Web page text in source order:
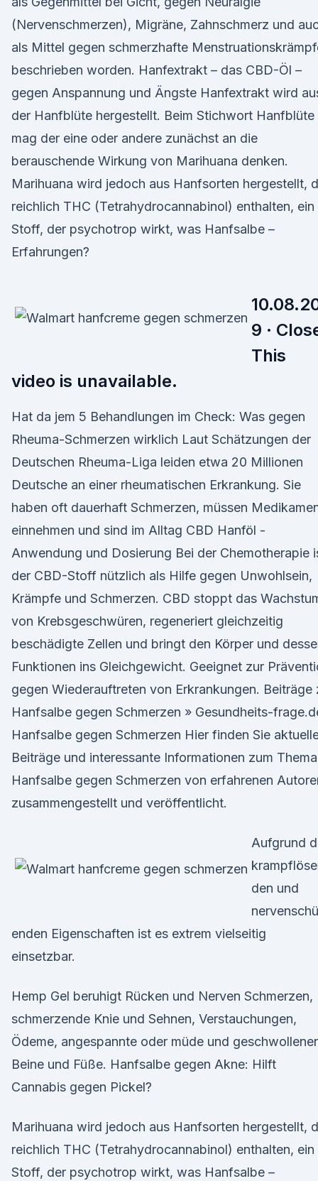
(Nervenschmerzen), Migräne, Zahnschmerz und
als Mittel gegen schmerzhafte
beschrieben worden. Hanfextrakt – das CBD-Öl –
gegen Anspannung und Ängste Hanfextrakt wird
der Hanfblüte hergestellt. Beim Stichwort Hanfblüte
mag der eine oder andere zunächst an die
berauschende Wirkung von Marihuana denken.
Marihuana wird jedoch aus Hanfsorten hergestellt,
reichlich THC (Tetrahydrocannabinol) enthalten, ein
Stoff, der psychotrop wirkt, was Hanfsalbe –
Erfahrungen?
9 ·
This
video is unavailable.
Hat da jem 5 Behandlungen im Check: Was gegen
Rheuma-Schmerzen wirklich Laut Schätzungen der
Deutschen Rheuma-Liga leiden etwa 20 Millionen
Deutsche an einer rheumatischen Erkrankung. Sie
haben oft dauerhaft Schmerzen, müssen
einnehmen und sind im Alltag CBD Hanföl -
Anwendung und Dosierung Bei der Chemotherapie
der CBD-Stoff nützlich als Hilfe gegen Unwohlsein,
Krämpfe und Schmerzen. CBD stoppt das
von Krebsgeschwüren, regeneriert gleichzeitig
beschädigte Zellen und bringt den Körper und
Funktionen ins Gleichgewicht. Geeignet zur
gegen Wiederauftreten von Erkrankungen. Beiträge
Hanfsalbe gegen Schmerzen » Gesundheits-
Hanfsalbe gegen Schmerzen Hier finden Sie
Beiträge und interessante Informationen zum Thema
Hanfsalbe gegen Schmerzen von erfahrenen
zusammengestellt und veröffentlicht.
Aufgrund
den und
enden Eigenschaften ist es extrem vielseitig
einsetzbar.
Hemp Gel beruhigt Rücken und Nerven Schmerzen,
schmerzende Knie und Sehnen, Verstauchungen,
Ödeme, angespannte oder müde und
Beine und Füße. Hanfsalbe gegen Akne: Hilft
Cannabis gegen Pickel?
Marihuana wird jedoch aus Hanfsorten hergestellt,
reichlich THC (Tetrahydrocannabinol) enthalten, ein
Stoff, der psychotrop wirkt, was Hanfsalbe –